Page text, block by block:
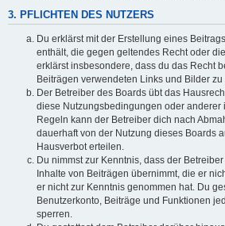
3. PFLICHTEN DES NUTZERS
Du erklärst mit der Erstellung eines
enthält, die gegen geltendes Recht oder
erklärst insbesondere, dass du das Recht
Beiträgen verwendeten Links und Bilder zu
Der Betreiber des Boards übt das
diese Nutzungsbedingungen oder anderer
Regeln kann der Betreiber dich nach
dauerhaft von der Nutzung dieses Boards
Hausverbot erteilen.
Du nimmst zur Kenntnis, dass der
Inhalte von Beiträgen übernimmt, die er
er nicht zur Kenntnis genommen hat. Du
Benutzerkonto, Beiträge und Funktionen
sperren.